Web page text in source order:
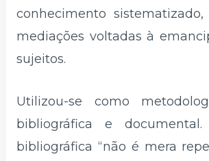
conhecimento
mediações voltadas à
sujeitos.
Utilizou-se como
bibliográfica e
bibliográfica “não é mera